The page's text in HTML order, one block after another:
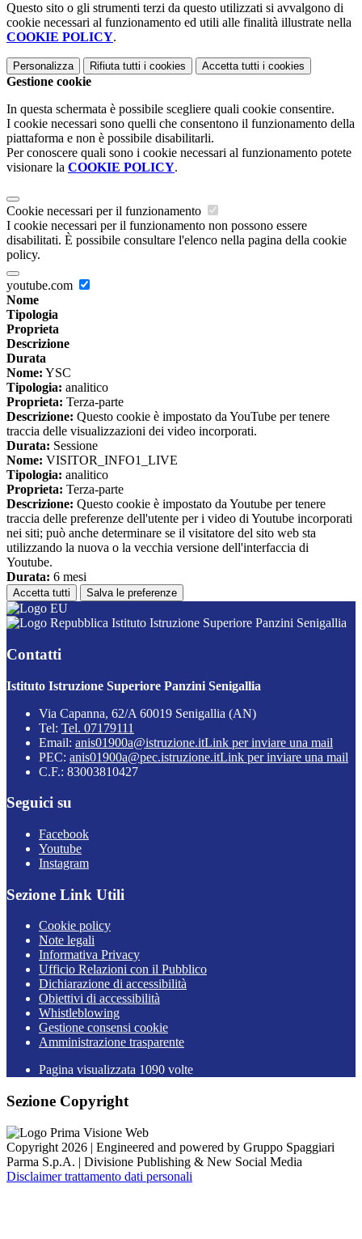
Questo sito o gli strumenti terzi da questo utilizzati si avvalgono di
cookie necessari al funzionamento ed utili alle finalità illustrate nella
COOKIE POLICY.
Personalizza Rifiuta tutti i cookies Accetta tutti i cookies
Gestione cookie
In questa schermata è possibile scegliere quali cookie consentire.
I cookie necessari sono quelli che consentono il funzionamento della
piattaforma e non è possibile disabilitarli.
Per conoscere quali sono i cookie necessari al funzionamento potete
visionare la COOKIE POLICY.
Cookie necessari per il funzionamento
I cookie necessari per il funzionamento non possono essere
disabilitati. È possibile consultare l'elenco nella pagina della cookie
policy.
youtube.com
Nome
Tipologia
Proprieta
Descrizione
Durata
Nome: YSC
Tipologia: analitico
Proprieta: Terza-parte
Descrizione: Questo cookie è impostato da YouTube per tenere
traccia delle visualizzazioni dei video incorporati.
Durata: Sessione
Nome: VISITOR_INFO1_LIVE
Tipologia: analitico
Proprieta: Terza-parte
Descrizione: Questo cookie è impostato da Youtube per tenere
traccia delle preferenze dell'utente per i video di Youtube incorporati
nei siti; può anche determinare se il visitatore del sito web sta
utilizzando la nuova o la vecchia versione dell'interfaccia di
Youtube.
Durata: 6 mesi
Accetta tutti Salva le preferenze
Istituto Istruzione Superiore Panzini Senigallia
Contatti
Istituto Istruzione Superiore Panzini Senigallia
Via Capanna, 62/A 60019 Senigallia (AN)
Tel: Tel. 07179111
Email: anis01900a@istruzione.itLink per inviare una mail
PEC: anis01900a@pec.istruzione.itLink per inviare una mail
C.F.: 83003810427
Seguici su
Facebook
Youtube
Instagram
Sezione Link Utili
Cookie policy
Note legali
Informativa Privacy
Ufficio Relazioni con il Pubblico
Dichiarazione di accessibilità
Obiettivi di accessibilità
Whistleblowing
Gestione consensi cookie
Amministrazione trasparente
Pagina visualizzata 1090 volte
Sezione Copyright
Copyright 2026 | Engineered and powered by Gruppo Spaggiari
Parma S.p.A. | Divisione Publishing & New Social Media
Disclaimer trattamento dati personali